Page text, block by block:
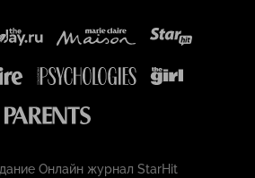
Онлайн журнал StarHit